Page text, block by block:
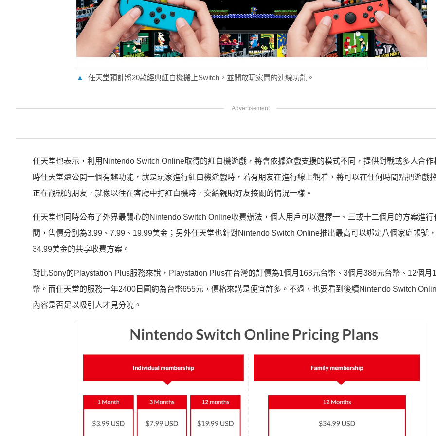
▲ 任天堂預計將20款經典紅白機搬上Switch，並開放玩家間的連線功能。
任天堂也表示，利用Nintendo Switch Online取得的紅白機遊戲，將會依據遊戲支援的模式不同，提供對戰或多人合作
時任天堂還公開一個有趣功能，就是玩家進行紅白機遊戲時，若有朋友在進行線上觀看，將可以在任何時間點把遊戲
正在觀戰的朋友，就像以往在客廳中打紅白機時，交給親朋好友接關的情況一樣。
任天堂也同時公布了外界最關心的Nintendo Switch Online收費辦法，個人用戶可以選擇一、三或十二個月的方案進行
閱，售價分別為3.99、7.99、19.99美金；另外任天堂也針對Nintendo Switch Online推出最高可以綁定八個家庭帳號
34.99美金的共享收費方案。
對比Sony的Playstation Plus服務來說，Playstation Plus在台灣的訂價為1個月168元台幣、3個月388元台幣、12個月
幣。而任天堂的服務一年2400日圓約為台幣655元，價格來講是便宜許多。不過，也要看到後續Nintendo Switch
內容是否足以吸引人才見分曉。